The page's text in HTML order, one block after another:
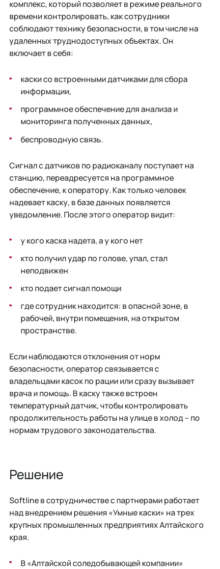
комплекс, который позволяет в режиме реального
времени контролировать, как сотрудники
соблюдают технику безопасности, в том числе на
удаленных труднодоступных объектах. Он
включает в себя:
каски со встроенными датчиками для сбора
информации,
программное обеспечение для анализа и
мониторинга полученных данных,
беспроводную связь.
Сигнал с датчиков по радиоканалу поступает на
станцию, переадресуется на программное
обеспечение, к оператору. Как только человек
надевает каску, в базе данных появляется
уведомление. После этого оператор видит:
у кого каска надета, а у кого нет
кто получил удар по голове, упал, стал
неподвижен
кто подает сигнал помощи
где сотрудник находится: в опасной зоне, в
рабочей, внутри помещения, на открытом
пространстве.
Если наблюдаются отклонения от норм
безопасности, оператор связывается с
владельцами касок по рации или сразу вызывает
врача и помощь. В каску также встроен
температурный датчик, чтобы контролировать
продолжительность работы на улице в холод – по
нормам трудового законодательства.
Решение
Softline в сотрудничестве с партнерами работает
над внедрением решения «Умные каски» на трех
крупных промышленных предприятиях Алтайского
края.
В «Алтайской соледобывающей компании»